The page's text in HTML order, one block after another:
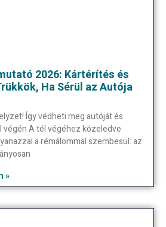
2026: Kártérítés és
Ha Sérül az Autója
Így védheti meg autóját és
végén A tél végéhez közeledve
a rémálommal szembesül: az
»